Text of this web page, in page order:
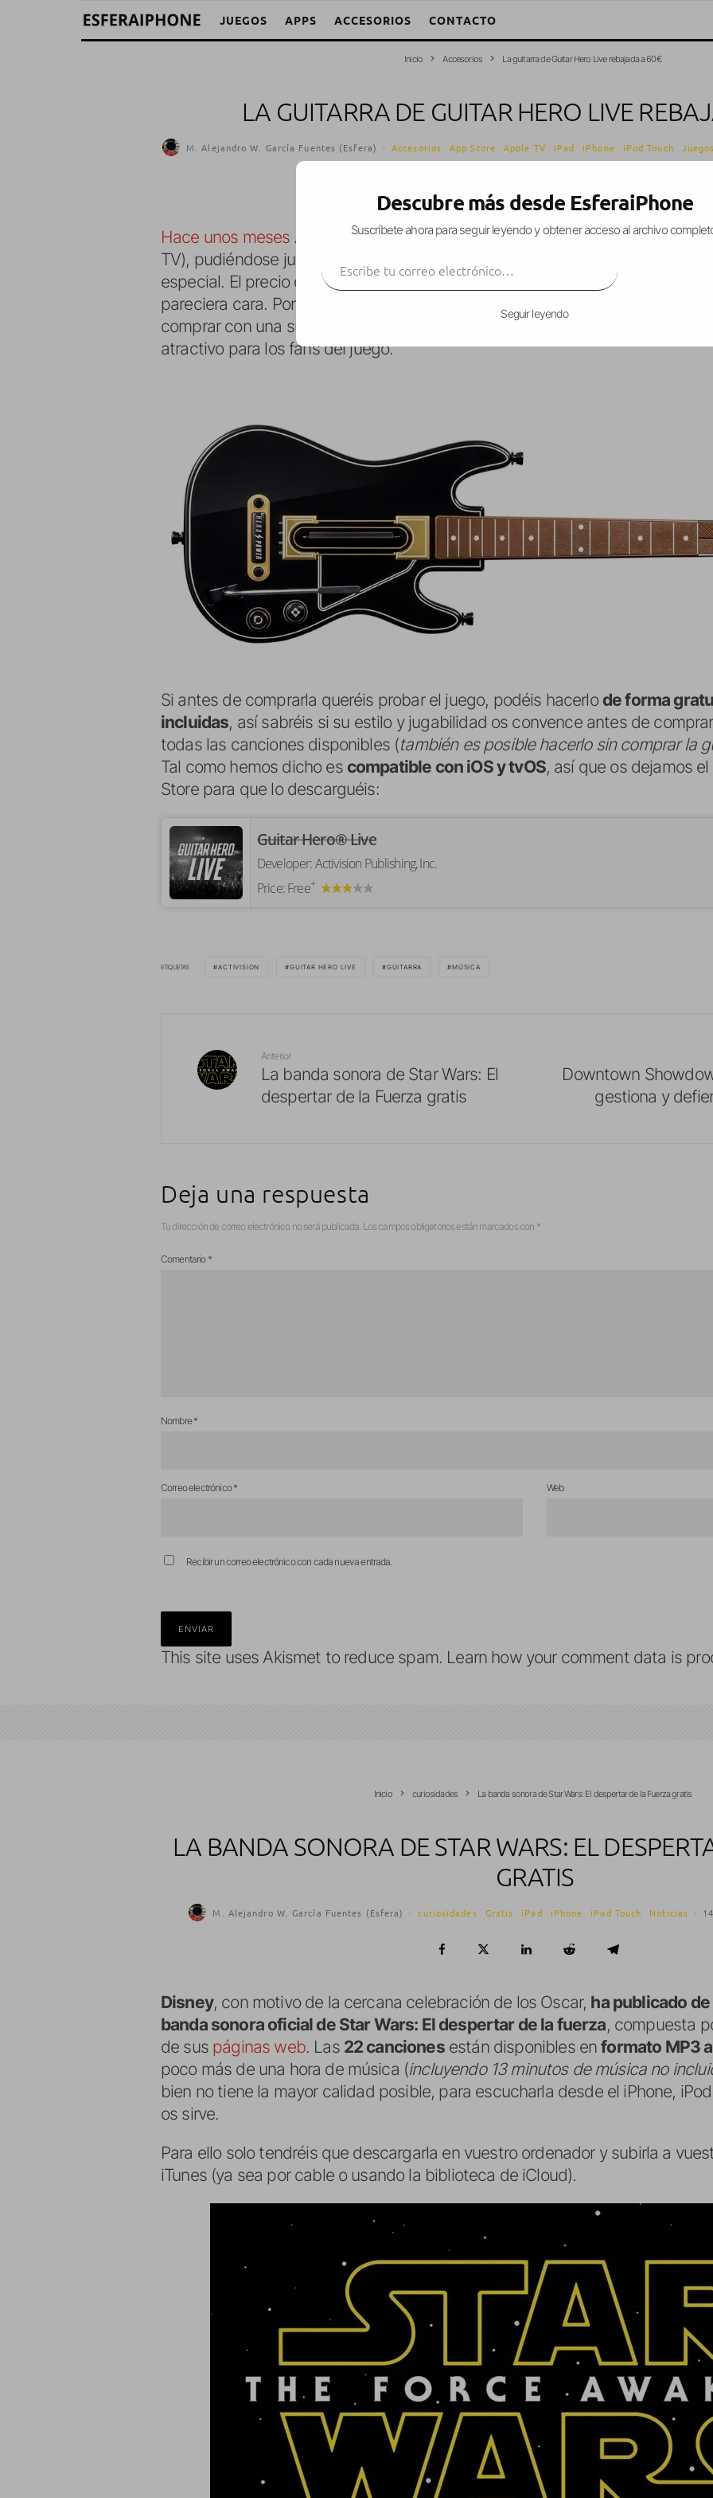
JUEGOS APPS ACCESORIOS CONTACTO
Inicio Accesorios La guitarra de Guitar Hero Live rebajada a 60€
LA GUITARRA DE GUITAR HERO LIVE
M. Alejandro W. García Fuentes (Esfera) · Accesorios App Store Apple TV iPad iPhone iPod Touch Juegos
Hace unos meses Activision publicó el nuevoGuitar Hero Liveen la App
TV), pudiéndose jugar con la pantalla táctil pero disfrutándose mucho más
especial. El precio de dicha guitarra en su lanzamiento fue de unos 100€,
pareciera cara. Por suerte y a día de hoy, la guitarra ha sido
rebajada en
comprar con una suculenta
, lo que convierte los
del
atractivo para los fans del juego.
Si antes de comprarla queréis probar el juego, podéis hacerlo de forma
incluidas, así sabréis si su estilo y jugabilidad os convence antes de
todas las canciones disponibles (también es posible hacerlo sin comprar la
Tal como hemos dicho es compatible con iOS y tvOS, así que os dejamos
Store para que lo descarguéis:
Guitar Hero® Live
Developer:Activision Publishing, Inc.
Price:Free+
ETIQUETAS ACTIVISION GUITAR HERO LIVE GUITARRA MÚSICA
Anterior
La banda sonora de Star Wars: El
despertar de la Fuerza gratis
Downtown
gestiona y
Deja una respuesta
Tu dirección de correo electrónico no será publicada. Los campos obligatorios están marcados con *
Comentario *
Nombre*
Correo electrónico* Web
Recibir un correo electrónico con cada nueva entrada.
This site uses Akismet to reduce spam. Learn how your comment data is
Inicio curiosidades La banda sonora de Star Wars: El despertar de la Fuerza gratis
LA BANDA SONORA DE STAR WARS: EL
GRATIS
M. Alejandro W. García Fuentes (Esfera) · curiosidades Gratis iPad iPhone iPod Touch Noticias ·
Disney, con motivo de la cercana celebración de los Oscar, ha publicado
banda sonora oficial de Star Wars: El despertar de la fuerza, compuesta
de sus páginas web. Las 22 cancionesestán disponibles enformato MP3
poco más de una hora de música (incluyendo 13 minutos de música no
bien no tiene la mayor calidad posible, para escucharla desde el iPhone,
os sirve.
Para ello solo tendréis que descargarla en vuestro ordenador y subirla a
iTunes (ya sea por cable o usando la biblioteca de iCloud).
Descubre más desde EsferaiPhone
Suscríbete ahora para seguir leyendo y obtener acceso al archivo
Seguir leyendo